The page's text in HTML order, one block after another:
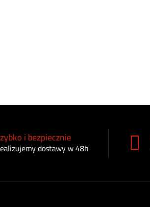
i bezpiecznie
dostawy w 48h